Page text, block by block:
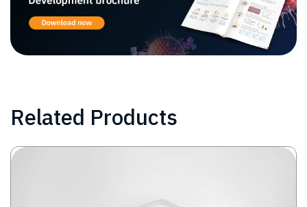
Related Products
Image